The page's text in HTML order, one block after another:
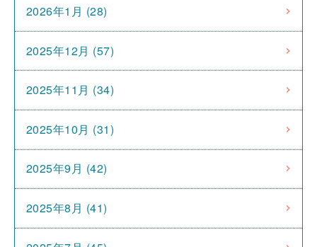
2026年1月 (28)
2025年12月 (57)
2025年11月 (34)
2025年10月 (31)
2025年9月 (42)
2025年8月 (41)